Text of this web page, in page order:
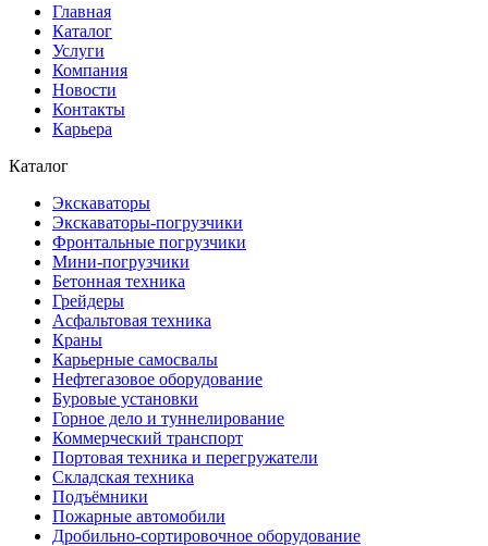
Главная
Каталог
Услуги
Компания
Новости
Контакты
Карьера
Каталог
Экскаваторы
Экскаваторы-погрузчики
Фронтальные погрузчики
Мини-погрузчики
Бетонная техника
Грейдеры
Асфальтовая техника
Краны
Карьерные самосвалы
Нефтегазовое оборудование
Буровые установки
Горное дело и туннелирование
Коммерческий транспорт
Портовая техника и перегружатели
Складская техника
Подъёмники
Пожарные автомобили
Дробильно-сортировочное оборудование